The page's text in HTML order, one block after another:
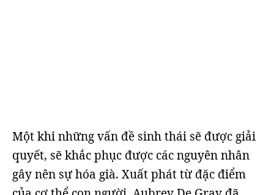
Một khi những vấn đề sinh thái sẽ được giải
quyết, sẽ khắc phục được các nguyên nhân
gây nên sự hóa già. Xuất phát từ đặc điểm